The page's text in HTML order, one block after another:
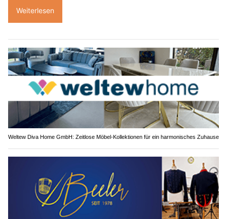
Weiterlesen
Weltew Diva Home GmbH: Zeitlose Möbel-Kollektionen für ein harmonisches Zuhause